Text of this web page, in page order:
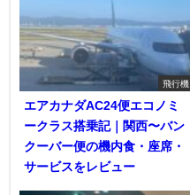
飛行機
エアカナダAC24便エコノミ
ークラス搭乗記｜関西〜バン
クーバー便の機内食・座席・
サービスをレビュー